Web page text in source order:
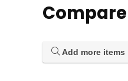
Add more items